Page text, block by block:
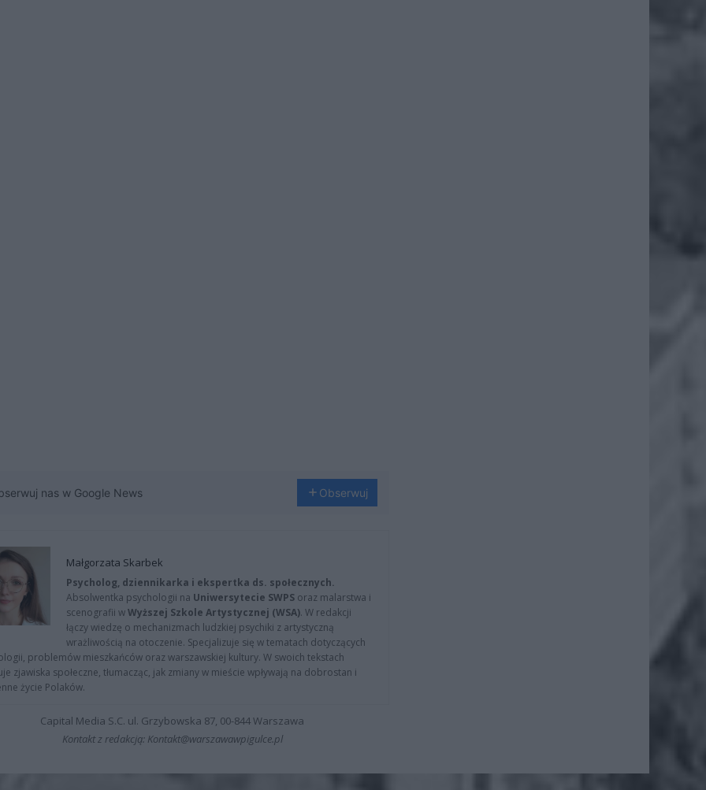
nas w Google News Obserwuj
Małgorzata Skarbek
Psycholog, dziennikarka i ekspertka ds. społecznych.
Absolwentka psychologii na Uniwersytecie SWPS oraz malarstwa i
scenografii wWyższej Szkole Artystycznej (WSA). W redakcji
łączy wiedzę o mechanizmach ludzkiej psychiki z artystyczną
wrażliwością na otoczenie. Specjalizuje się w tematach dotyczących
problemów mieszkańców oraz warszawskiej kultury. W swoich tekstach
zjawiska społeczne, tłumacząc, jak zmiany w mieście wpływają na dobrostan i
życie Polaków.
Capital Media S.C. ul. Grzybowska 87, 00-844 Warszawa
Kontakt z redakcją: Kontakt@warszawawpigulce.pl